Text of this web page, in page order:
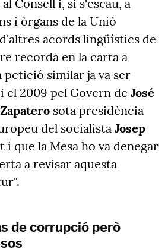
Consell i, si s'escau, a
i òrgans de la Unió
acords lingüístics de
recorda en la carta a
petició similar ja va ser
el 2009 pel Govern de José
sota presidència
del socialista Josep
i que la Mesa ho va denegar
a revisar aquesta
de corrupció però